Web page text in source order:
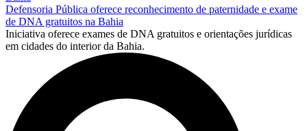
Defensoria Pública oferece reconhecimento de paternidade e exame
de DNA gratuitos na Bahia
Iniciativa oferece exames de DNA gratuitos e orientações jurídicas
em cidades do interior da Bahia.